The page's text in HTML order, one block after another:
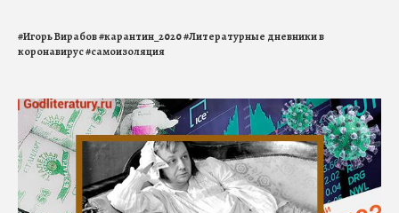
#Игорь Вирабов#карантин_2020#Литературные дневники в
коронавирус#самоизоляция